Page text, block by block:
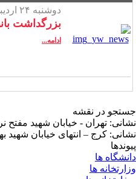
دوشنبه ۲۴ اردیبهشت ۱۳۹۷ -
بزرگداشت
ادامه...
در نقشه
تهران - خیابان شهید مفتح
کرج – انتهای خیابان شهید
ها
ها